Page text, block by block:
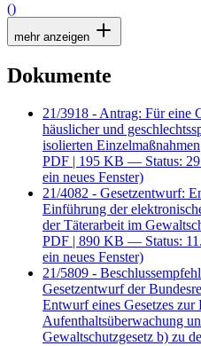
()
mehr anzeigen
Dokumente
21/3918 - Antrag: Für eine
häuslicher und
isolierten Einzelmaßnahmen
PDF | 195 KB — Status:
ein neues Fenster)
21/4082 - Gesetzentwurf:
Einführung der
der Täterarbeit im
PDF | 890 KB — Status:
ein neues Fenster)
21/5809 -
Gesetzentwurf der
Entwurf eines Gesetzes
Aufenthaltsüberwachung
Gewaltschutzgesetz b) zu